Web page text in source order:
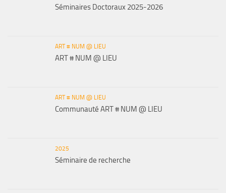
Séminaires Doctoraux 2025-2026
ART # NUM @ LIEU
ART # NUM @ LIEU
ART # NUM @ LIEU
Communauté ART # NUM @ LIEU
2025
Séminaire de recherche